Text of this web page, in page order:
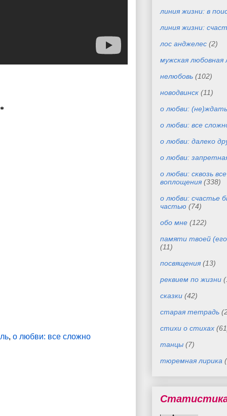
, о любви: все сложно
линия жизни: в
линия жизни:
лос анджелес (2)
мужская любовная
нелюбовь (102)
новодвинск (11)
о любви:
о любви: все
о любви: далеко
о любви:
о любви: сквозь
воплощения (338)
о любви: счастье
частью (74)
обо мне (122)
памяти твоей
(11)
посвящения (13)
реквием по жизни
сказки (42)
старая тетрадь
стихи о стихах
танцы (7)
тюремная лирика